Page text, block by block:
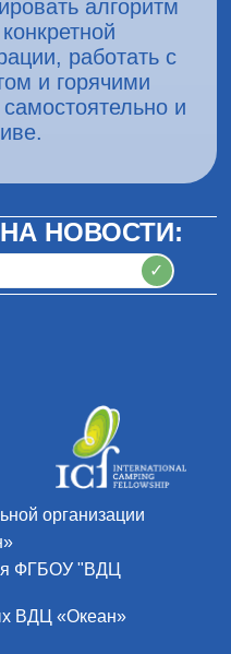
алгоритм
работать с
и горячими
и
НОВОСТИ:
✓
организации
ФГБОУ "ВДЦ
ВДЦ «Океан»